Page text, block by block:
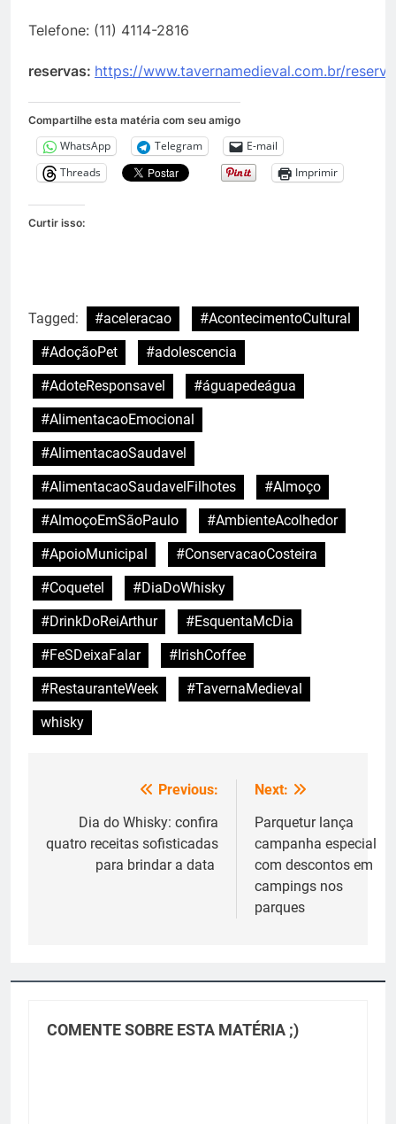
Telefone: (11) 4114-2816
reservas: https://www.tavernamedieval.com.br/
Compartilhe esta matéria com seu amigo
WhatsApp Telegram
E-mail
Threads
Imprimir
Curtir isso:
Tagged: #aceleracao
#AcontecimentoCultural
#AdoçãoPet
#adolescencia
#AdoteResponsavel
#águapedeágua
#AlimentacaoEmocional
#AlimentacaoSaudavel
#AlimentacaoSaudavelFilhotes
#Almoço
#AlmoçoEmSãoPaulo
#AmbienteAcolhedor
#ApoioMunicipal
#ConservacaoCosteira
#Coquetel
#DiaDoWhisky
#DrinkDoReiArthur
#EsquentaMcDia
#FeSDeixaFalar
#IrishCoffee
#RestauranteWeek
#TavernaMedieval
whisky
Navegação
Post
Previous:
Dia do Whisky: confira
quatro receitas sofisticadas
para brindar a data
Next:
Parquetur lança
campanha especial
com descontos em
campings nos
parques
COMENTE SOBRE ESTA MATÉRIA ;)